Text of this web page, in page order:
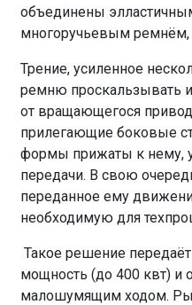
объединены
многоручьевым
Трение, усиленное
ремню проскальзывать
от вращающегося
прилегающие боковые
формы прижаты к нему,
передачи. В свою
переданное ему
необходимую для
Такое решение
мощность (до 400 квт) и
малошумящим ходом.